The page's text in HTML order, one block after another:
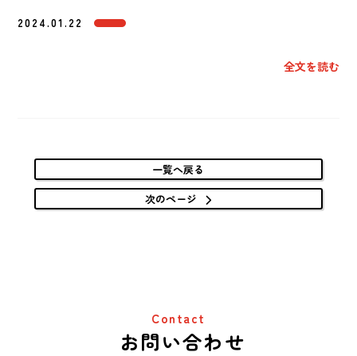
2024.01.22
全文を読む
一覧へ戻る
次のページ
Contact
お問い合わせ